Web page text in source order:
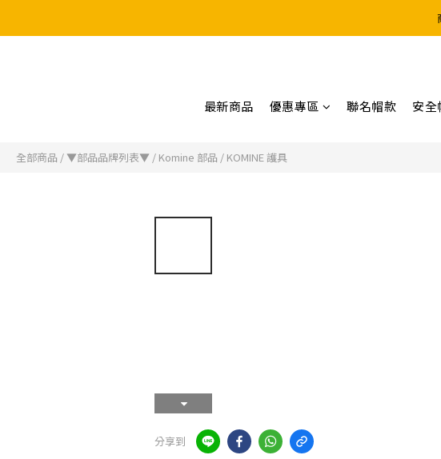
最新商品 優惠專區 聯名帽款 安全
全部商品 /▼部品品牌列表▼ / Komine 部品 / KOMINE 護具
分享到